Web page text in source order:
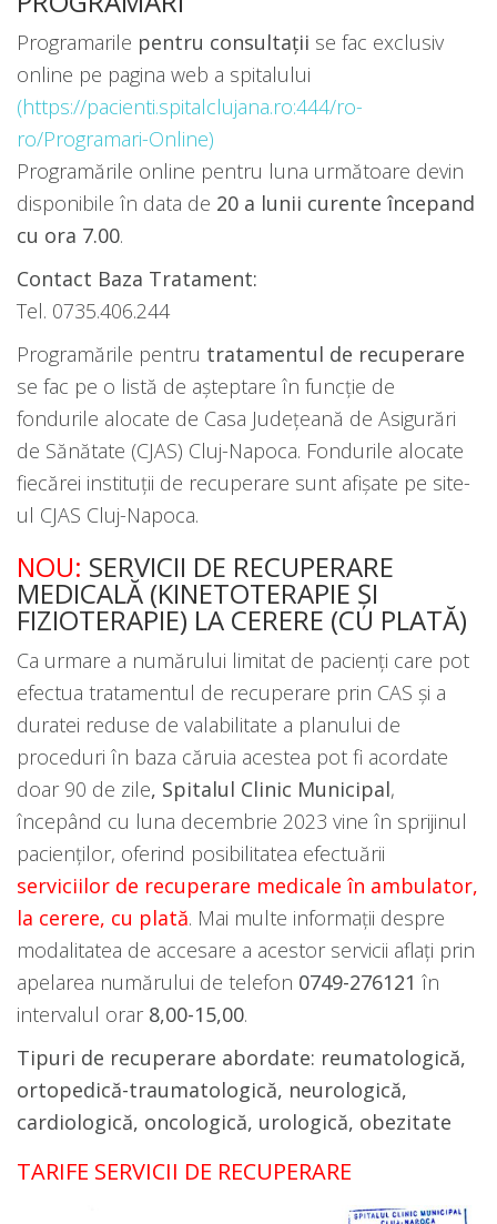
Programarile pentru consultații se fac exclusiv
online pe pagina web a spitalului
(https://pacienti.spitalclujana.ro:444/ro-
ro/Programari-Online)
Programările online pentru luna următoare devin
disponibile în data de 20 a lunii curente începand
cu ora 7.00.
Contact Baza Tratament:
Tel. 0735.406.244
Programările pentru tratamentul de recuperare
se fac pe o listă de așteptare în funcție de
fondurile alocate de Casa Județeană de Asigurări
de Sănătate (CJAS) Cluj-Napoca. Fondurile alocate
fiecărei instituții de recuperare sunt afișate pe site-
ul CJAS Cluj-Napoca.
NOU: SERVICII DE RECUPERARE
MEDICALĂ (KINETOTERAPIE ȘI
FIZIOTERAPIE) LA CERERE (CU PLATĂ)
Ca urmare a numărului limitat de pacienți care pot
efectua tratamentul de recuperare prin CAS și a
duratei reduse de valabilitate a planului de
proceduri în baza căruia acestea pot fi acordate
doar 90 de zile, Spitalul Clinic Municipal,
începând cu luna decembrie 2023 vine în sprijinul
pacienților, oferind posibilitatea efectuării
serviciilor de recuperare medicale în ambulator,
la cerere, cu plată. Mai multe informații despre
modalitatea de accesare a acestor servicii aflați prin
apelarea numărului de telefon 0749-276121 în
intervalul orar 8,00-15,00.
Tipuri de recuperare abordate: reumatologică,
ortopedică-traumatologică, neurologică,
cardiologică, oncologică, urologică, obezitate
TARIFE SERVICII DE RECUPERARE